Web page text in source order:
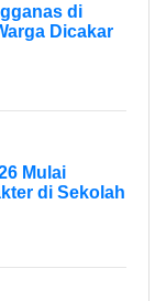
di
Dicakar
Mulai
di Sekolah